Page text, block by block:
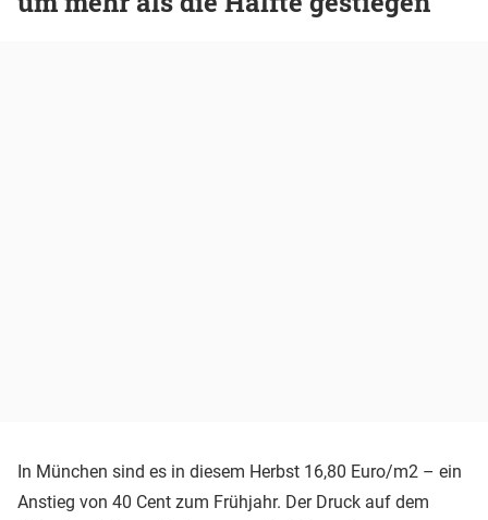
In München sind es in diesem Herbst 16,80 Euro/m2 – ein
Anstieg von 40 Cent zum Frühjahr. Der Druck auf dem